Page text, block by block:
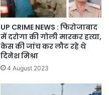
UP CRIME NEWS : फिरोजाबाद
में दरोगा की गोली मारकर हत्या,
केस की जांच कर लौट रहे थे
दिनेश मिश्रा
4 August 2023